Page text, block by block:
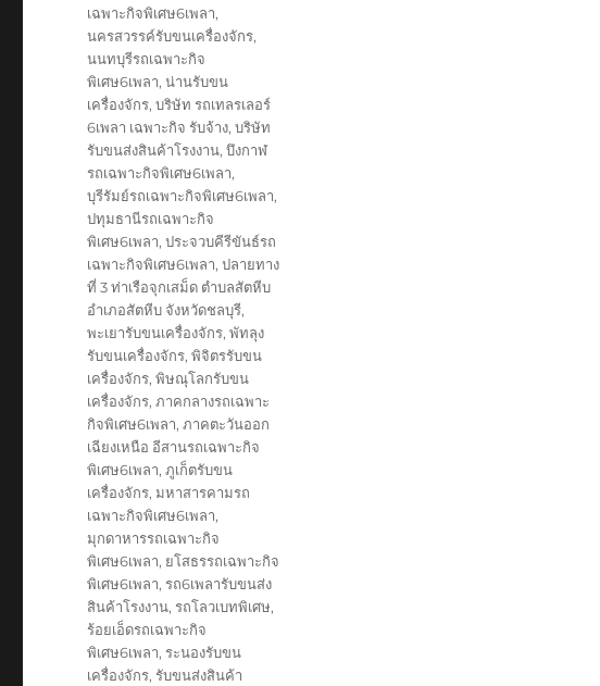
เฉพาะกิจพิเศษ6เพลา,
นครสวรรค์รับขนเครื่องจักร,
นนทบุรีรถเฉพาะกิจ
พิเศษ6เพลา,น่านรับขน
เครื่องจักร,บริษัท รถเทลรเลอร์
6เพลา เฉพาะกิจ รับจ้าง,บริษัท
รับขนส่งสินค้าโรงงาน,บึงกาฬ
รถเฉพาะกิจพิเศษ6เพลา,
บุรีรัมย์รถเฉพาะกิจพิเศษ6เพลา,
ปทุมธานีรถเฉพาะกิจ
พิเศษ6เพลา,ประจวบคีรีขันธ์รถ
เฉพาะกิจพิเศษ6เพลา,ปลายทาง
ที่ 3 ท่าเรือจุกเสม็ด ตำบลสัตหีบ
อำเภอสัตหีบ จังหวัดชลบุรี,
พะเยารับขนเครื่องจักร,พัทลุง
รับขนเครื่องจักร,พิจิตรรับขน
เครื่องจักร,พิษณุโลกรับขน
เครื่องจักร,ภาคกลางรถเฉพาะ
กิจพิเศษ6เพลา,ภาคตะวันออก
เฉียงเหนือ อีสานรถเฉพาะกิจ
พิเศษ6เพลา,ภูเก็ตรับขน
เครื่องจักร,มหาสารคามรถ
เฉพาะกิจพิเศษ6เพลา,
มุกดาหารรถเฉพาะกิจ
พิเศษ6เพลา, ยโสธรรถเฉพาะกิจ
พิเศษ6เพลา,รถ6เพลารับขนส่ง
สินค้าโรงงาน,รถโลวเบทพิเศษ,
ร้อยเอ็ดรถเฉพาะกิจ
พิเศษ6เพลา,ระนองรับขน
เครื่องจักร,รับขนส่งสินค้า